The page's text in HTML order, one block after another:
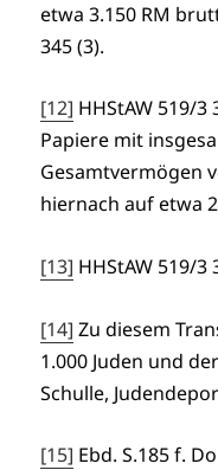
etwa 3.150 RM
345 (3).
[12] HHStAW 519/
Papiere mit
Gesamtvermögen
hiernach auf etwa
[13] HHStAW 519/3
[14] Zu diesem
1.000 Juden und
Schulle,
[15] Ebd. S.185 f.